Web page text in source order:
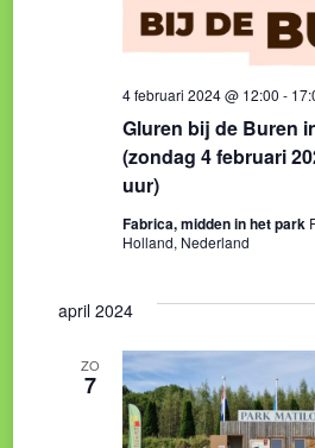
Gluren bij de Buren
(zondag 4 februari
uur)
4 februari 2024 @ 12:00 -
Fabrica, midden in het park
Holland, Nederland
april 2024
ZO
7